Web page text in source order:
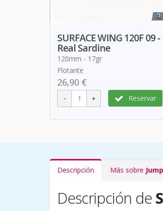
SURFACE WING 120F 09 -
Real Sardine
120mm - 17gr
Flotante
26,90 €
Reservar
Descripción Más sobre
Descripción de